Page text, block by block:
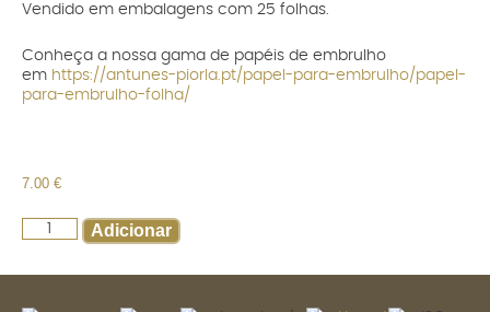
Vendido em embalagens com 25 folhas.
Conheça a nossa gama de papéis de embrulho
em https://antunes-piorla.pt/papel-para-embrulho/papel-
para-embrulho-folha/
7.00 €
Adicionar